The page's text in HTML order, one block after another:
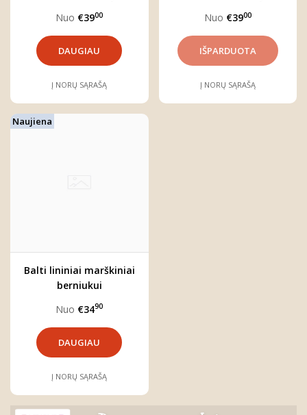
Nuo €3900
DAUGIAU
Į NORŲ SĄRAŠĄ
Nuo €3900
Į NORŲ SĄRAŠĄ
Naujiena
Balti lininiai marškiniai
berniukui
Nuo €3490
DAUGIAU
Į NORŲ SĄRAŠĄ